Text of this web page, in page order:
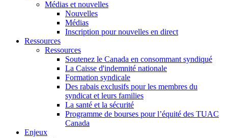
Médias et nouvelles
Nouvelles
Médias
Inscription pour nouvelles en direct
Ressources
Ressources
Soutenez le Canada en consommant syndiqué
La Caisse d'indemnité nationale
Formation syndicale
Des rabais exclusifs pour les membres du
syndicat et leurs families
La santé et la sécurité
Programme de bourses pour l’équité des TUAC
Canada
Enjeux